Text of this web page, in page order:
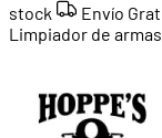
stock
Envío
Limpiador de